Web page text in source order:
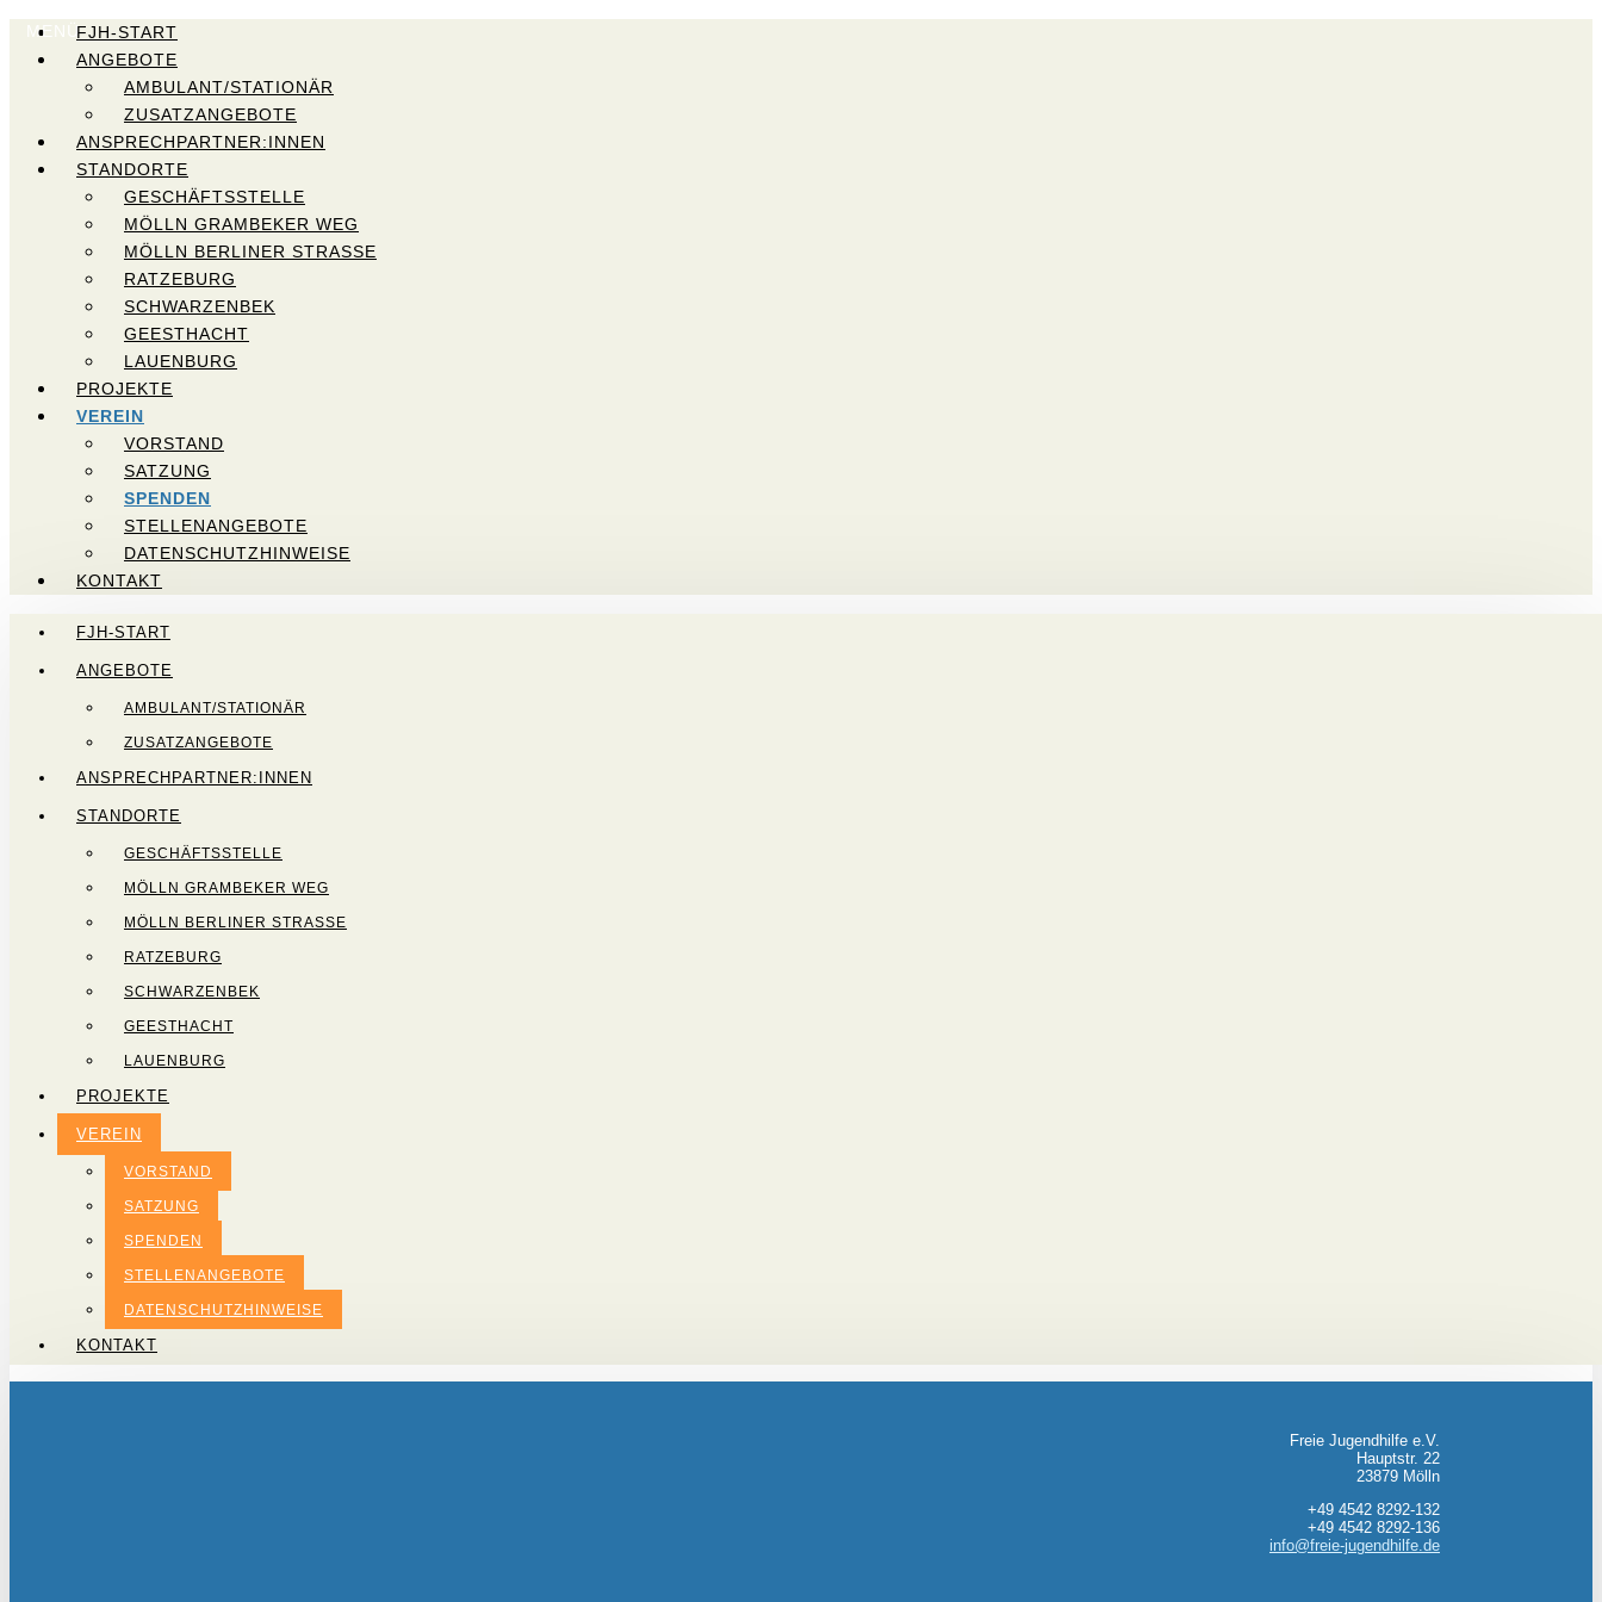
FJH-START
ANGEBOTE
AMBULANT/STATIONÄR
ZUSATZANGEBOTE
ANSPRECHPARTNER:INNEN
STANDORTE
GESCHÄFTSSTELLE
MÖLLN GRAMBEKER WEG
MÖLLN BERLINER STRASSE
RATZEBURG
SCHWARZENBEK
GEESTHACHT
LAUENBURG
PROJEKTE
VEREIN
VORSTAND
SATZUNG
SPENDEN
STELLENANGEBOTE
DATENSCHUTZHINWEISE
KONTAKT
FJH-START
ANGEBOTE
AMBULANT/STATIONÄR
ZUSATZANGEBOTE
ANSPRECHPARTNER:INNEN
STANDORTE
GESCHÄFTSSTELLE
MÖLLN GRAMBEKER WEG
MÖLLN BERLINER STRASSE
RATZEBURG
SCHWARZENBEK
GEESTHACHT
LAUENBURG
PROJEKTE
VEREIN
VORSTAND
SATZUNG
SPENDEN
STELLENANGEBOTE
DATENSCHUTZHINWEISE
KONTAKT
MENÜ
Freie Jugendhilfe e.V.
Hauptstr. 22
23879 Mölln
+49 4542 8292-132
+49 4542 8292-136
info@freie-jugendhilfe.de